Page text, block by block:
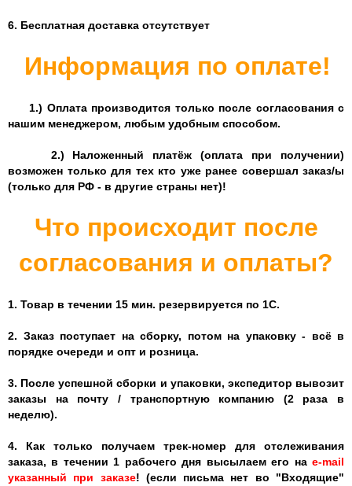
6. Бесплатная доставка отсутствует
Информация по оплате!
1.) Оплата производится только после согласования с
нашим менеджером, любым удобным способом.
2.) Наложенный платёж (оплата при получении)
возможен только для тех кто уже ранее совершал заказ/ы
(только для РФ - в другие страны нет)!
Что происходит после
согласования и оплаты?
1. Товар в течении 15 мин. резервируется по 1С.
2. Заказ поступает на сборку, потом на упаковку - всё в
порядке очереди и опт и розница.
3. После успешной сборки и упаковки, экспедитор вывозит
заказы на почту / транспортную компанию (2 раза в
неделю).
4. Как только получаем трек-номер для отслеживания
заказа, в течении 1 рабочего дня высылаем его на e-mail
указанный при заказе! (если письма нет во "Входящие"